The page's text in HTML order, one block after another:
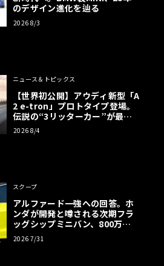
のデザイン進化を辿る
2026 8/3
ニュース＆トピックス
【世界初公開】アウディ新型「A
2 e-tron」プロトタイプ登場。
伝説の“3リッターカー”が最高
効率エントリーBEVとして復活
【画像38枚】
2026 8/4
スクープ
アルファード一強への回答。ホ
ンダが開発と噂される次期フラ
ッグシップミニバン、800万円
超の勝算【予想CG】
2026 7/31